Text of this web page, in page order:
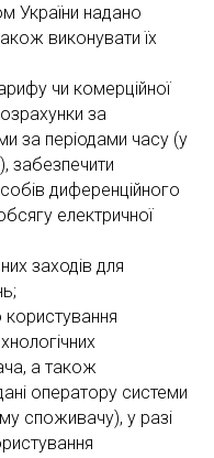
України надано
виконувати їх
чи комерційної
за
за періодами часу (у
забезпечити
диференційного
електричної
заходів для
а також
оператору системи
споживачу), у разі